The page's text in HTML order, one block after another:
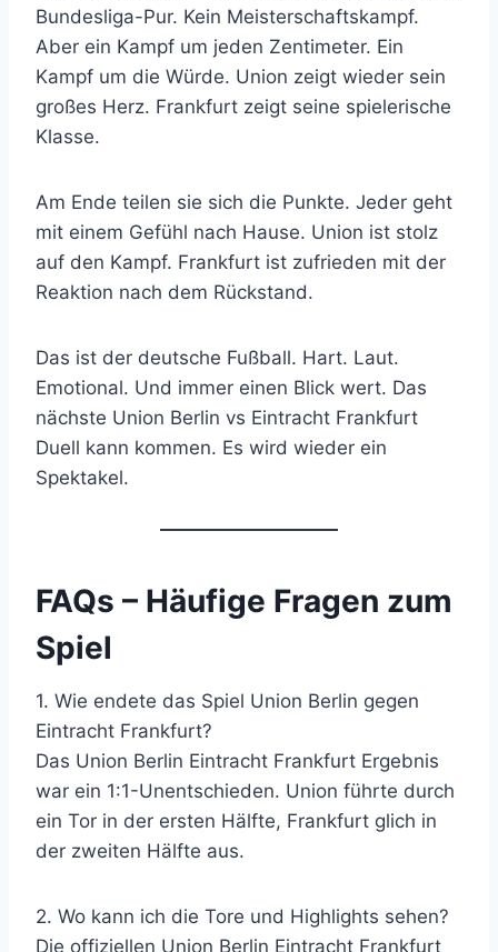
Bundesliga-Pur. Kein Meisterschaftskampf.
Aber ein Kampf um jeden Zentimeter. Ein
Kampf um die Würde. Union zeigt wieder sein
großes Herz. Frankfurt zeigt seine spielerische
Klasse.
Am Ende teilen sie sich die Punkte. Jeder geht
mit einem Gefühl nach Hause. Union ist stolz
auf den Kampf. Frankfurt ist zufrieden mit der
Reaktion nach dem Rückstand.
Das ist der deutsche Fußball. Hart. Laut.
Emotional. Und immer einen Blick wert. Das
nächste Union Berlin vs Eintracht Frankfurt
Duell kann kommen. Es wird wieder ein
Spektakel.
FAQs – Häufige Fragen zum
Spiel
1. Wie endete das Spiel Union Berlin gegen
Eintracht Frankfurt?
Das Union Berlin Eintracht Frankfurt Ergebnis
war ein 1:1-Unentschieden. Union führte durch
ein Tor in der ersten Hälfte, Frankfurt glich in
der zweiten Hälfte aus.
2. Wo kann ich die Tore und Highlights sehen?
Die offiziellen Union Berlin Eintracht Frankfurt